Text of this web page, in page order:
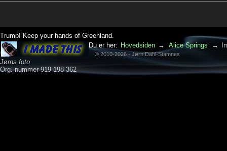
Trump! Keep your hands of Greenland.
Jørns foto
Org. nummer 919 198 362
Du er her: Hovedsiden → Alice Springs →
© 2010-2026 - Jørn Dahl-Stamnes